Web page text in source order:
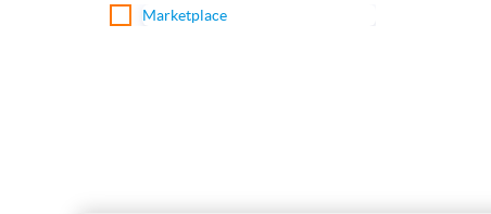
Marketplace